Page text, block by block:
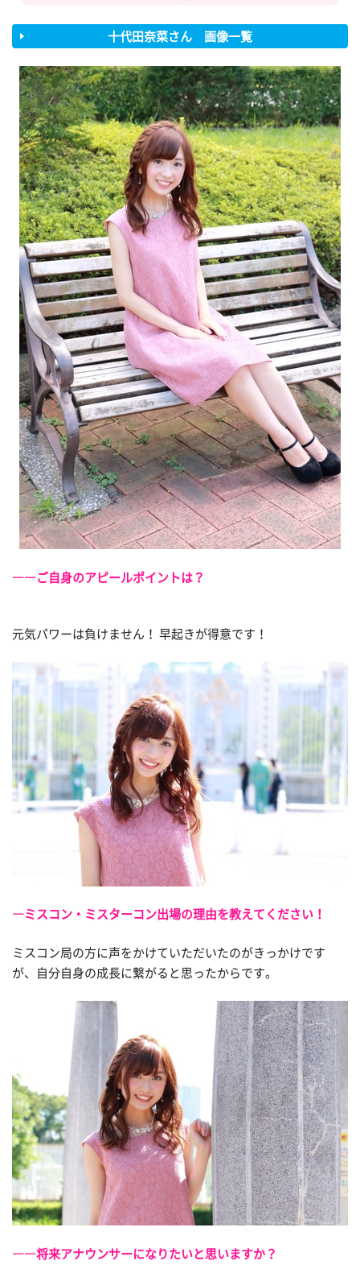
十代田奈菜さん 画像一覧
――ご自身のアピールポイントは？
元気パワーは負けません！ 早起きが得意です！
―ミスコン・ミスターコン出場の理由を教えてください！
ミスコン局の方に声をかけていただいたのがきっかけです
が、自分自身の成長に繋がると思ったからです。
――将来アナウンサーになりたいと思いますか？